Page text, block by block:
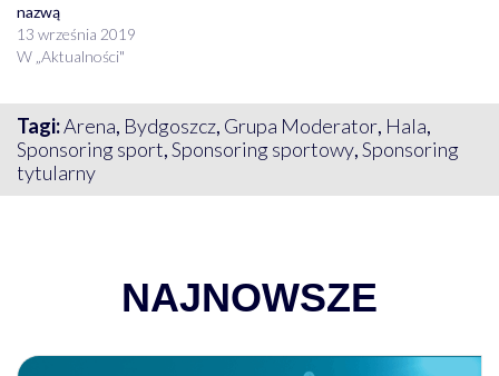
nazwą
13 września 2019
W „Aktualności"
Tagi:Arena, Bydgoszcz, Grupa Moderator, Hala,
Sponsoring sport,Sponsoring sportowy,Sponsoring
tytularny
NAJNOWSZE